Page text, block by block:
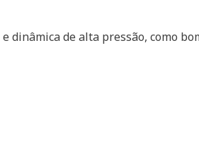
dinâmica de alta pressão, como